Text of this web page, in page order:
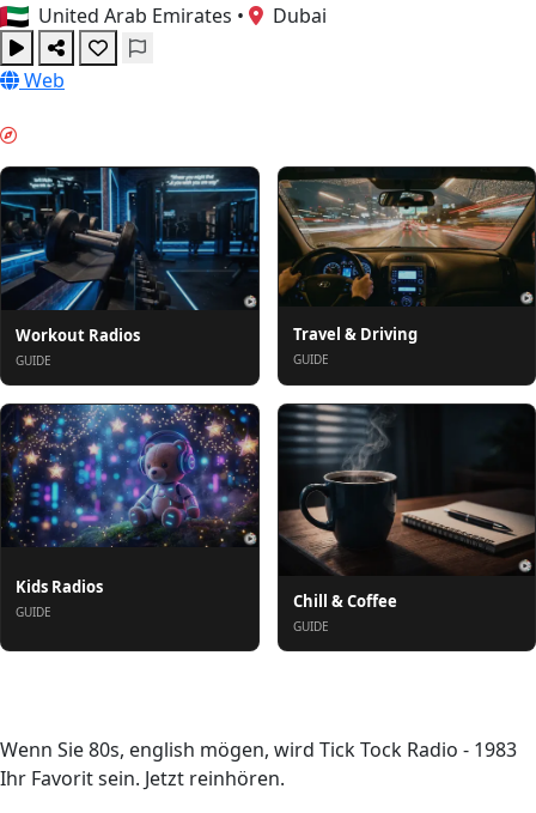
United Arab Emirates • Dubai
Web
Workout Radios
GUIDE
Travel & Driving
GUIDE
Kids Radios
GUIDE
Chill & Coffee
GUIDE
Wenn Sie 80s, english mögen, wird Tick Tock Radio - 1983
Ihr Favorit sein. Jetzt reinhören.